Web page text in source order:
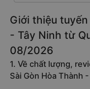
Giới thiệu
- Tây Ninh từ
08/2026
1. Về chất lượng,
Sài Gòn Hòa Thành